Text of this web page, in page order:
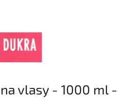
vlasy - 1000 ml -